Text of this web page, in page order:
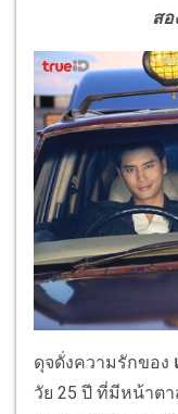
สอ
ดุจดั่งความรักของ
วัย 25 ปี ที่มีหน้าต